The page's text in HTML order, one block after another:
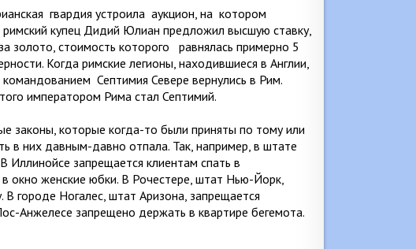
гвардия устроила аукцион, на котором
римский купец Дидий Юлиан предложил высшую ставку,
золото, стоимость которого
равнялась примерно 5
Когда римские легионы, находившиеся в Англии,
командованием Септимия Севере вернулись в Рим.
императором Рима стал Септимий.
законы, которые когда-то были приняты по тому или
в них давным-давно отпала. Так, например, в штате
Иллинойсе запрещается клиентам спать в
окно женские юбки. В Рочестере, штат Нью-Йорк,
городе Ногалес, штат Ари­зона, запрещается
Анжелесе запрещено дер­жать в квартире бегемота.